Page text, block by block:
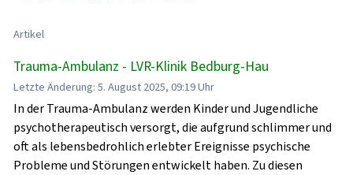
Artikel
Trauma-Ambulanz - LVR-Klinik Bedburg-Hau
Letzte Änderung: 5. August 2025, 09:19 Uhr
In der Trauma-Ambulanz werden Kinder und Jugendliche
psychotherapeutisch versorgt, die aufgrund schlimmer und
oft als lebensbedrohlich erlebter Ereignisse psychische
Probleme und Störungen entwickelt haben. Zu diesen